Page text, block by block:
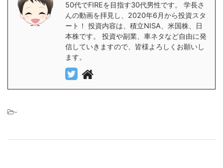
50代でFIREを目指す30代男性です。 学長さ
んの動画を拝見し、2020年6月から投資スタ
ート！ 投資内容は、積立NISA、米国株、日
本株です。 投資や副業、車ネタなど自由に発
信していきますので、皆様よろしくお願いし
ます。
-